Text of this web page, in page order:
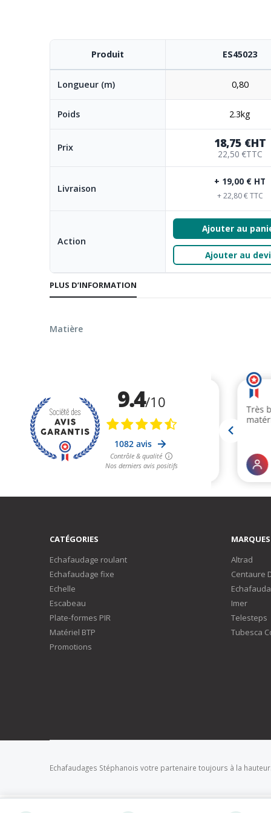
Produit ES45023
Longueur (m) 0,80
Poids 2.3kg
Prix 18,75 €HT
22,50 €TTC
Livraison
+ 19,00 € HT
+ 22,80 € TTC
Action
Ajouter au
Ajouter au
PLUS D’INFORMATION
Matière
CATÉGORIES
Echafaudage roulant
Echafaudage fixe
Echelle
Escabeau
Plate-formes PIR
Matériel BTP
Promotions
MARQUES
Altrad
Centaure
Imer
Telesteps
Tubesca
Echafaudages Stéphanois votre partenaire toujours à la hauteur.